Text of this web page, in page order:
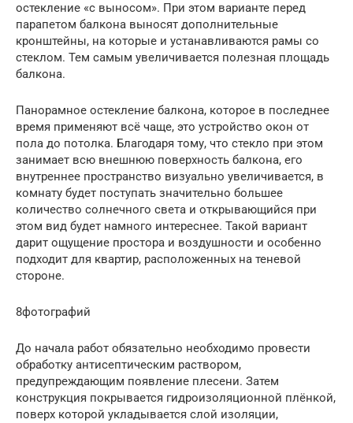
остекление «с выносом». При этом варианте перед
парапетом балкона выносят дополнительные
кронштейны, на которые и устанавливаются рамы со
стеклом. Тем самым увеличивается полезная площадь
балкона.
Панорамное остекление балкона, которое в последнее
время применяют всё чаще, это устройство окон от
пола до потолка. Благодаря тому, что стекло при этом
занимает всю внешнюю поверхность балкона, его
внутреннее пространство визуально увеличивается, в
комнату будет поступать значительно большее
количество солнечного света и открывающийся при
этом вид будет намного интереснее. Такой вариант
дарит ощущение простора и воздушности и особенно
подходит для квартир, расположенных на теневой
стороне.
8фотографий
До начала работ обязательно необходимо провести
обработку антисептическим раствором,
предупреждающим появление плесени. Затем
конструкция покрывается гидроизоляционной плёнкой,
поверх которой укладывается слой изоляции,